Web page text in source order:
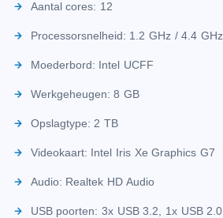
Aantal cores: 12
Processorsnelheid: 1.2 GHz / 4.4 GHz
Moederbord: Intel UCFF
Werkgeheugen: 8 GB
Opslagtype: 2 TB
Videokaart: Intel Iris Xe Graphics G7
Audio: Realtek HD Audio
USB poorten: 3x USB 3.2, 1x USB 2.0